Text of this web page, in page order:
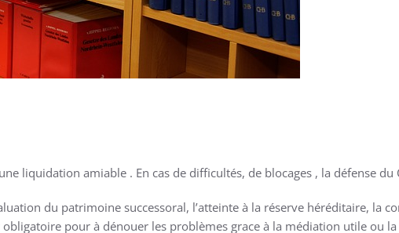
liquidation amiable . En cas de difficultés, de blocages , la défense du
du patrimoine successoral, l’atteinte à la réserve héréditaire, la
obligatoire pour à dénouer les problèmes grace à la médiation utile ou